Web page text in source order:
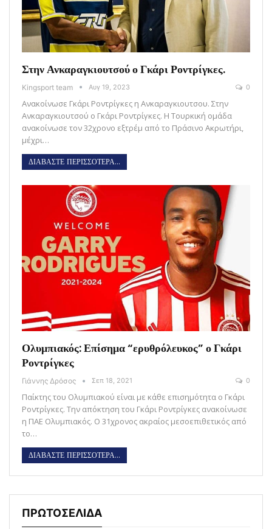
Στην Ανκαραγκιουτσού ο Γκάρι Ροντρίγκες.
Kingsport team Αυγ 19, 2023 0
Ανακοίνωσε Γκάρι Ροντρίγκες η Ανκαραγκιουτσου. Στην
Ανκαραγκιουτσού ο Γκάρι Ροντρίγκες. Η Τουρκική ομάδα
ανακοίνωσε τον 32χρονο εξτρέμ από το Πράσινο Ακρωτήρι,
μέχρι…
ΔΙΑΒΑΣΤΕ ΠΕΡΙΣΣΟΤΕΡΑ...
Ολυμπιακός: Επίσημα “ερυθρόλευκος” ο Γκάρι
Ροντρίγκες
Γιάννης Δρόσος Σεπ 18, 2021 0
Παίκτης του Ολυμπιακού είναι με κάθε επισημότητα ο Γκάρι
Ροντρίγκες. Την απόκτηση του Γκάρι Ροντρίγκες ανακοίνωσε
η ΠΑΕ Ολυμπιακός. Ο 31χρονος ακραίος μεσοεπιθετικός από
το…
ΔΙΑΒΑΣΤΕ ΠΕΡΙΣΣΟΤΕΡΑ...
ΠΡΩΤΟΣΕΛΙΔΑ